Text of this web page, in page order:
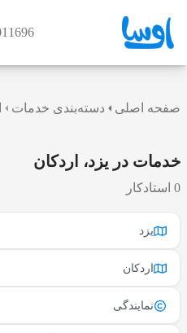
صفحه اصلی دسته‌بندی خدمات
خدمات در یزد، اردکان
0 استادکار
یزد
اردکان
نمایندگی